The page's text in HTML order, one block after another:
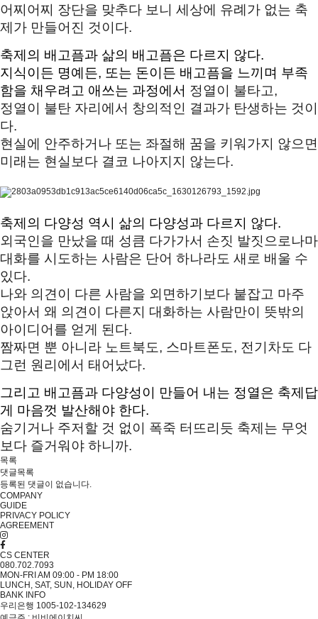
어찌어찌 장단을 맞추다 보니 세상에 유례가 없는 축
제가 만들어진 것이다.
축제의 배고픔과 삶의 배고픔은 다르지 않다.
지식이든 명예든, 또는 돈이든 배고픔을 느끼며 부족
함을 채우려고 애쓰는 과정에서 정열이 불타고,
정열이 불탄 자리에서 창의적인 결과가 탄생하는 것이
다.
미래는 현실보다 결코 나아지지 않는다.
축제의 다양성 역시 삶의 다양성과 다르지 않다.
외국인을 만났을 때 성큼 다가가서 손짓 발짓으로나마
대화를 시도하는 사람은 단어 하나라도 새로 배울 수
있다.
나와 의견이 다른 사람을 외면하기보다 붙잡고 마주
앉아서 왜 의견이 다른지 대화하는 사람만이 뜻밖의
아이디어를 얻게 된다.
짬짜면 뿐 아니라 노트북도, 스마트폰도, 전기차도 다
그런 원리에서 태어났다.
그리고 배고픔과 다양성이 만들어 내는 정열은 축제답
게 마음껏 발산해야 한다.
숨기거나 주저할 것 없이 폭죽 터뜨리듯 축제는 무엇
보다 즐거워야 하니까.
목록
댓글목록
등록된 댓글이 없습니다.
COMPANY
GUIDE
PRIVACY POLICY
AGREEMENT
CS CENTER
080.702.7093
MON-FRI AM 09:00 - PM 18:00
LUNCH, SAT, SUN, HOLIDAY OFF
BANK INFO
우리은행 1005-102-134629